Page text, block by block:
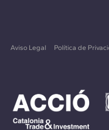
Aviso Legal Política de